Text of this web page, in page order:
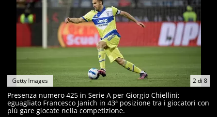
2di 8
Getty Images
Presenza numero 425 in Serie A per Giorgio Chiellini:
eguagliato Francesco Janich in 43ª posizione tra i giocatori con
più gare giocate nella competizione.